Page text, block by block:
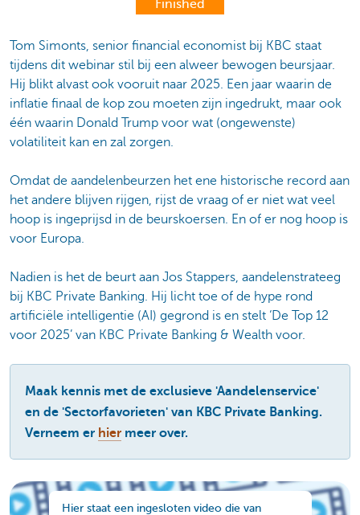
Finished
Tom Simonts, senior financial economist bij KBC staat
tijdens dit webinar stil bij een alweer bewogen beursjaar.
Hij blikt alvast ook vooruit naar 2025. Een jaar waarin de
inflatie finaal de kop zou moeten zijn ingedrukt, maar ook
één waarin Donald Trump voor wat (ongewenste)
volatiliteit kan en zal zorgen.
Omdat de aandelenbeurzen het ene historische record aan
het andere blijven rijgen, rijst de vraag of er niet wat veel
hoop is ingeprijsd in de beurskoersen. En of er nog hoop is
voor Europa.
Nadien is het de beurt aan Jos Stappers, aandelenstrateeg
bij KBC Private Banking. Hij licht toe of de hype rond
artificiële intelligentie (AI) gegrond is en stelt ‘De Top 12
voor 2025’ van KBC Private Banking & Wealth voor.
Maak kennis met de exclusieve 'Aandelenservice'
en de 'Sectorfavorieten' van KBC Private Banking.
Verneem er hier meer over.
Hier staat een ingesloten video die van